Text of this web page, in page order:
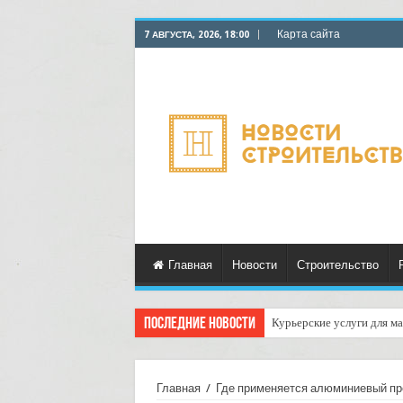
7 АВГУСТА, 2026, 18:00 Карта сайта
Главная Новости Строительство
Последние новости Курьерские услуги для
Главная / Где применяется алюминиевый